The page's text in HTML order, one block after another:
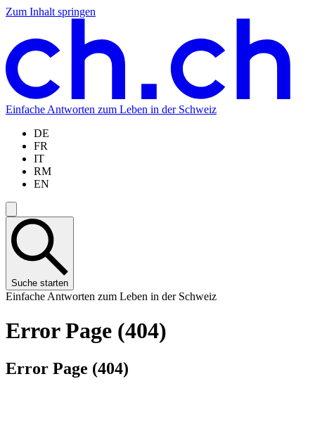
Zum Inhalt springen
Zum
springen
Zur
springen
Zur
springen
Zur
springen
Einfache Antworten zum Leben in der Schweiz
DE
FR
IT
RM
EN
Suche starten
Einfache Antworten zum Leben in der Schweiz
Error Page (404)
Error Page (404)